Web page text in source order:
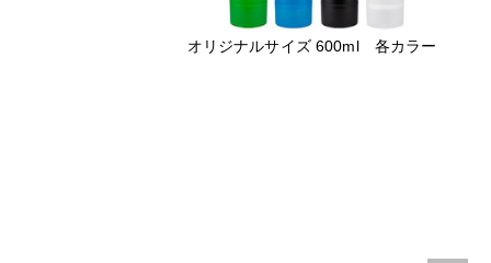
オリジナルサイズ 600ml 各カラー